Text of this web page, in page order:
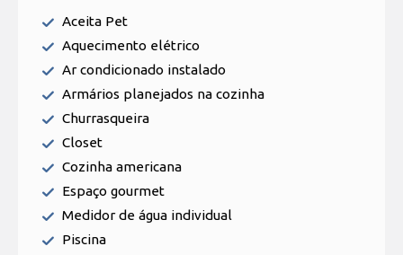
Aceita Pet
Aquecimento elétrico
Ar condicionado instalado
Armários planejados na cozinha
Churrasqueira
Closet
Cozinha americana
Espaço gourmet
Medidor de água individual
Piscina